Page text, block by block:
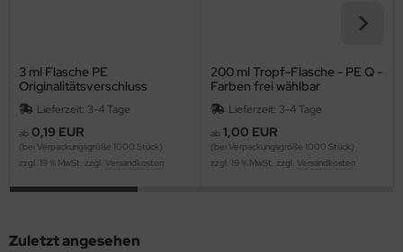
3 ml Flasche PE
Originalitätsverschluss
Lieferzeit: 3-4 Tage
ab 0,19 EUR
(bei Verpackungsgröße 1000 Stück)
zzgl. 19 % MwSt. zzgl. Versandkosten
200 ml Tropf-Flasche - PE Q -
Farben frei wählbar
Lieferzeit: 3-4 Tage
ab 1,00 EUR
(bei Verpackungsgröße 1000 Stück)
zzgl. 19 % MwSt. zzgl. Versandkosten
Zuletzt angesehen